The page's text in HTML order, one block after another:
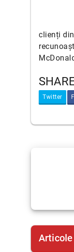
clienți
Twitter
Articole